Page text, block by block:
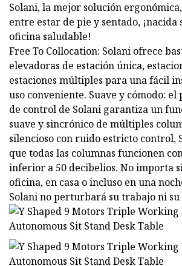
Solani, la mejor solución
entre estar de pie y sentado, ¡nacida
oficina saludable!
Free To Collocation: Solani ofrece
elevadoras de estación única,
estaciones múltiples para una fácil
uso conveniente. Suave y cómodo: el
de control de Solani garantiza un
suave y sincrónico de múltiples
silencioso con ruido estricto control,
que todas las columnas funcionen
inferior a 50 decibelios. No importa
oficina, en casa o incluso en una
Solani no perturbará su trabajo ni su